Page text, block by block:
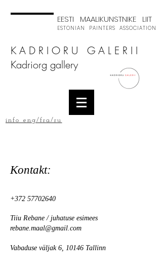
EESTI MAALIKUNSTNIKE LIIT
ESTONIAN PAINTERS ASSOCIATION
K A D R I O R U G A L E R I I
Kadriorg gallery
info eng/fra/ru
Kontakt:
+372 57702640
Tiiu Rebane / juhatuse esimees
rebane.maal@gmail.com
Vabaduse väljak 6, 10146 Tallinn